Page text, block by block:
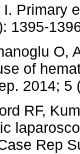
Primary
1395-
O,
of
2014;
RF,
Rep